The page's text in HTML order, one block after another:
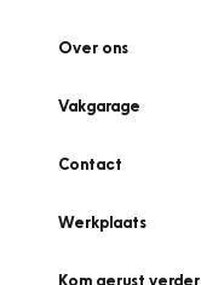
Over ons
Vakgarage
Contact
Werkplaats
Kom gerust verder